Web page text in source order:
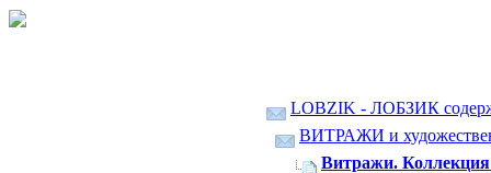
LOBZIK - ЛОБЗИК
ВИТРАЖИ и
Витражи. Коллекция